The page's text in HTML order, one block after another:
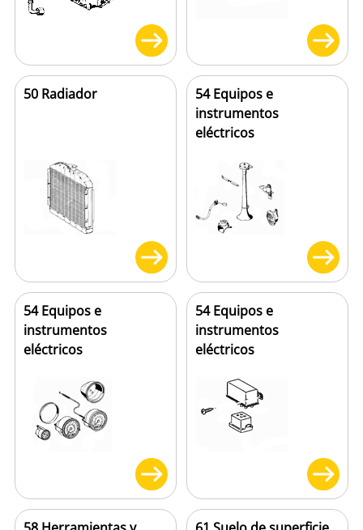
50 Radiador
54 Equipos e
instrumentos
eléctricos
54 Equipos e
instrumentos
eléctricos
54 Equipos e
instrumentos
eléctricos